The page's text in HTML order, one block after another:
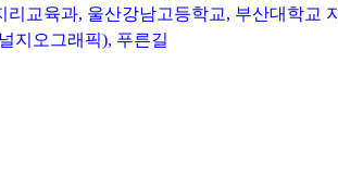
리교육과, 울산강남고등학교, 부산대학교 지
지오그래픽), 푸른길